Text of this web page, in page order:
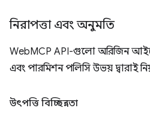
নিরাপত্তা এবং অনুমতি
WebMCP API-গুলো অরিজিন
এবং পারমিশন পলিসি উভয় দ্বারাই
উৎপত্তি বিচ্ছিন্নতা